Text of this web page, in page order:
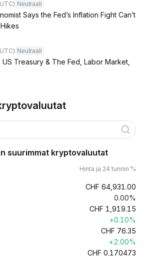
Neutraali
Says the Fed’s Inflation Fight Can’t
Neutraali
Treasury & The Fed, Labor Market,
suurimmat kryptovaluutat
Hinta ja 24 tunnin %
CHF 64,931.00
0.00%
CHF 1,919.15
+0.10%
CHF 76.35
+2.00%
CHF 0.170473